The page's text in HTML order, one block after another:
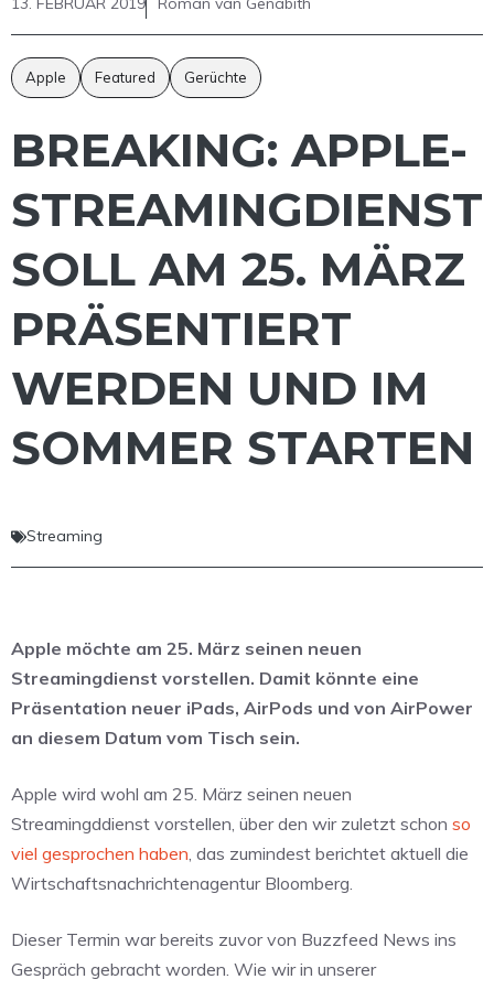
Apple Featured Gerüchte
BREAKING: APPLE-
STREAMINGDIENST
SOLL AM 25. MÄRZ
PRÄSENTIERT
WERDEN UND IM
SOMMER STARTEN
Streaming
Apple möchte am 25. März seinen neuen
Streamingdienst vorstellen. Damit könnte eine
Präsentation neuer iPads, AirPods und von AirPower
an diesem Datum vom Tisch sein.
Apple wird wohl am 25. März seinen neuen
Streamingddienst vorstellen, über den wir zuletzt schon so
viel gesprochen haben, das zumindest berichtet aktuell die
Wirtschaftsnachrichtenagentur Bloomberg.
Dieser Termin war bereits zuvor von Buzzfeed News ins
Gespräch gebracht worden. Wie wir in unserer